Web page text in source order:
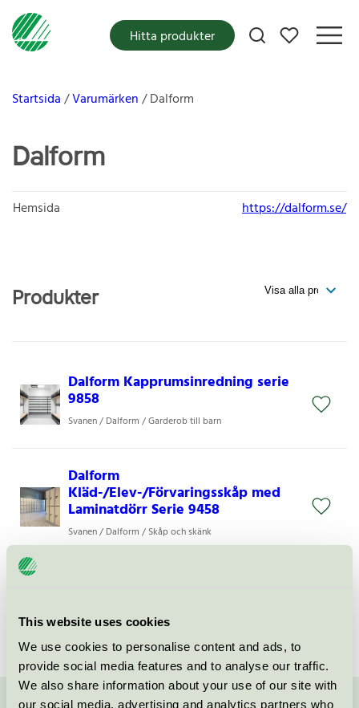
This website uses cookies
We use cookies to personalise content and ads, to
provide social media features and to analyse our traffic.
We also share information about your use of our site with
our social media, advertising and analytics partners who
Mina favoriter
Hitta produkter
Startsida Varumärken Dalform
Dalform
Hemsida https://dalform.se/
Produkter
Dalform Kapprumsinredning serie
9858
Svanen / Dalform / Garderob till barn
Dalform
Kläd-/Elev-/Förvaringsskåp med
Laminatdörr Serie 9458
Svanen / Dalform / Skåp och skänk
Ståldörr Serie 9458
Svanen / Dalform / Skåp och skänk